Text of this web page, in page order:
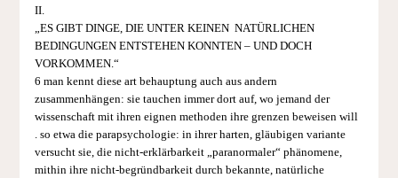
II.
„ES GIBT DINGE, DIE UNTER KEINEN NATÜRLICHEN
BEDINGUNGEN ENTSTEHEN KONNTEN – UND DOCH
VORKOMMEN.“
6 man kennt diese art behauptung auch aus andern
zusammenhängen: sie tauchen immer dort auf, wo jemand der
wissenschaft mit ihren eignen methoden ihre grenzen beweisen will
. so etwa die parapsychologie: in ihrer harten, gläubigen variante
versucht sie, die nicht-erklärbarkeit „paranormaler“ phänomene,
mithin ihre nicht-begründbarkeit durch be­kannte, natürliche